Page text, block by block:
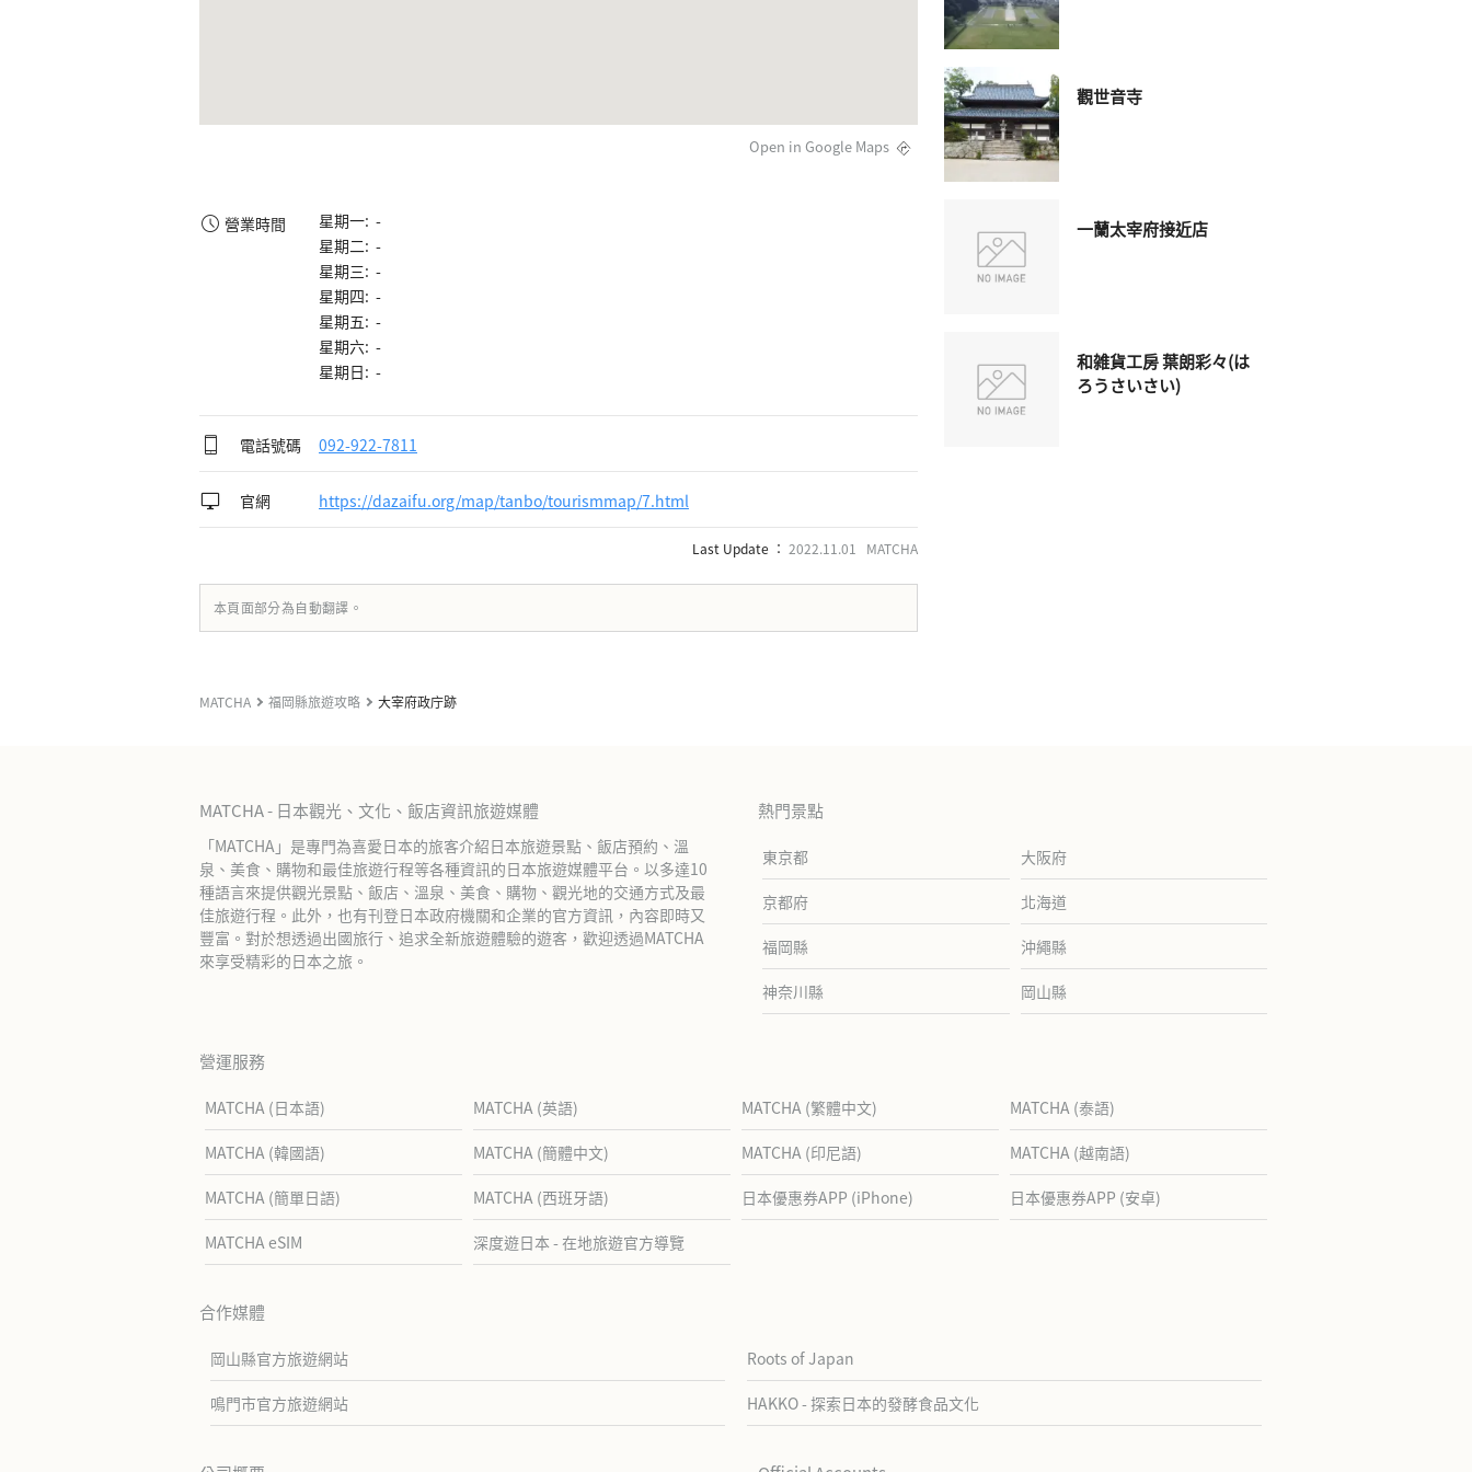
Open in Google Maps
營業時間
星期一: -
星期二: -
星期三: -
星期四: -
星期五: -
星期六: -
星期日: -
電話號碼 092-922-7811
官網 https://dazaifu.org/map/tanbo/tourismmap/7.html
Last Update ： 2022.11.01 MATCHA
本頁面部分為自動翻譯。
觀世音寺
一蘭太宰府接近店
和雑貨工房 葉朗彩々(は
ろうさいさい)
MATCHA 福岡縣旅遊攻略 大宰府政庁跡
MATCHA - 日本觀光、文化、飯店資訊旅遊媒體
「MATCHA」是專門為喜愛日本的旅客介紹日本旅遊景點、飯店預約、溫
泉、美食、購物和最佳旅遊行程等各種資訊的日本旅遊媒體平台。以多達10
種語言來提供觀光景點、飯店、溫泉、美食、購物、觀光地的交通方式及最
佳旅遊行程。此外，也有刊登日本政府機關和企業的官方資訊，內容即時又
豐富。對於想透過出國旅行、追求全新旅遊體驗的遊客，歡迎透過MATCHA
來享受精彩的日本之旅。
熱門景點
東京都 大阪府
京都府 北海道
福岡縣 沖繩縣
神奈川縣 岡山縣
營運服務
MATCHA (日本語) MATCHA (英語) MATCHA (繁體中文) MATCHA (泰語)
MATCHA (韓國語) MATCHA (簡體中文) MATCHA (印尼語) MATCHA (越南語)
MATCHA (簡單日語) MATCHA (西班牙語) 日本優惠券APP (iPhone) 日本優惠券APP (安卓)
MATCHA eSIM 深度遊日本 - 在地旅遊官方導覽
合作媒體
岡山縣官方旅遊網站 Roots of Japan
鳴門市官方旅遊網站 HAKKO - 探索日本的發酵食品文化